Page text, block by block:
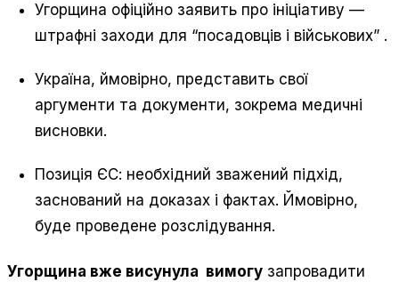
Угорщина офіційно заявить про ініціативу —
штрафні заходи для “посадовців і військових” .
Україна, ймовірно, представить свої
аргументи та документи, зокрема медичні
висновки.
Позиція ЄС: необхідний зважений підхід,
заснований на доказах і фактах. Ймовірно,
буде проведене розслідування.
Угорщина вже висунула вимогу запровадити